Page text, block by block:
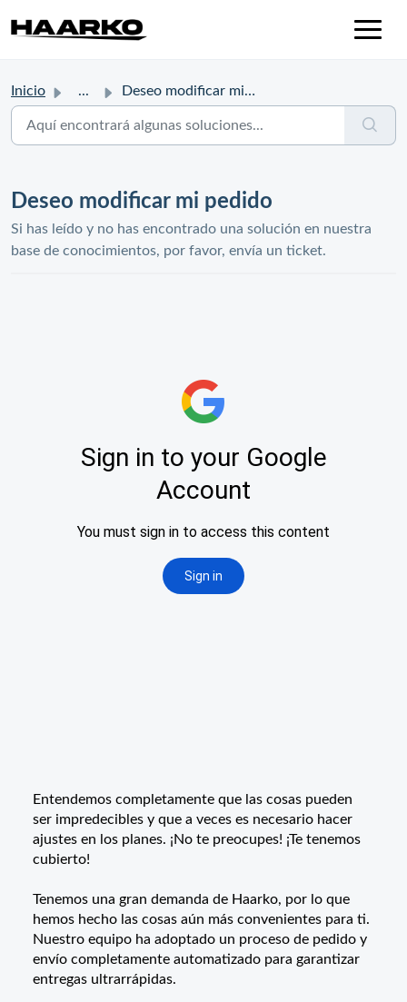
Inicio ... Deseo modificar mi pedido
Deseo modificar mi pedido
Si has leído y no has encontrado una solución en nuestra
base de conocimientos, por favor, envía un ticket.
Entendemos completamente que las cosas pueden
ser impredecibles y que a veces es necesario hacer
ajustes en los planes. ¡No te preocupes! ¡Te tenemos
cubierto!
Tenemos una gran demanda de Haarko, por lo que
hemos hecho las cosas aún más convenientes para ti.
Nuestro equipo ha adoptado un proceso de pedido y
envío completamente automatizado para garantizar
entregas ultrarrápidas.